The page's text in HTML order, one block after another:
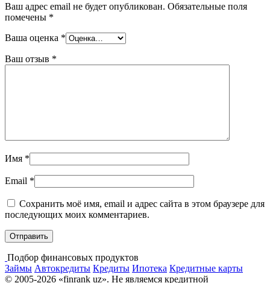
Ваш адрес email не будет опубликован. Обязательные поля
помечены *
Ваша оценка *
Ваш отзыв *
Имя *
Email *
Сохранить моё имя, email и адрес сайта в этом браузере для
последующих моих комментариев.
Подбор финансовых продуктов
Займы Автокредиты Кредиты Ипотека Кредитные карты
© 2005-2026 «finrank uz». Не являемся кредитной